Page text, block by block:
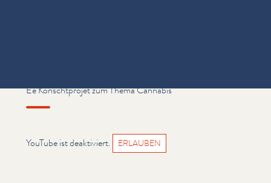
Ee Konschtprojet zum Thema Cannabis
YouTube ist deaktiviert. ERLAUBEN